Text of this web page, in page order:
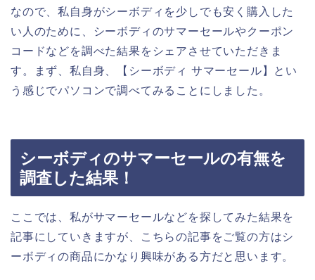
なので、私自身がシーボディを少しでも安く購入した
い人のために、シーボディのサマーセールやクーポン
コードなどを調べた結果をシェアさせていただきま
す。まず、私自身、【シーボディ サマーセール】とい
う感じでパソコンで調べてみることにしました。
シーボディのサマーセールの有無を
調査した結果！
ここでは、私がサマーセールなどを探してみた結果を
記事にしていきますが、こちらの記事をご覧の方はシ
ーボディの商品にかなり興味がある方だと思います。